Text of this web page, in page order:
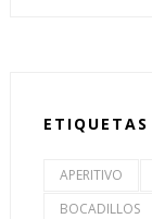
ETIQUETAS
APERITIVO
BOCADILLOS